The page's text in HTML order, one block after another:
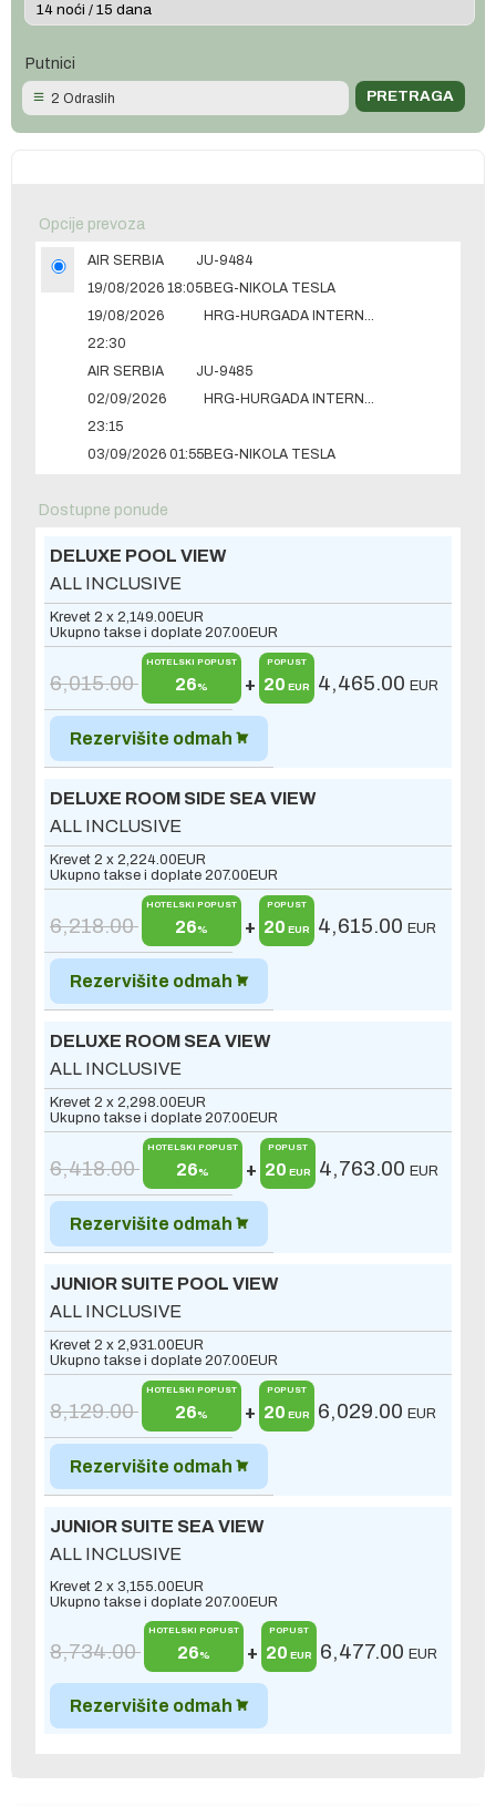
Putnici
2 Odraslih
Opcije prevoza
AIR SERBIA
JU-9484
19/08/2026 18:05BEG-NIKOLA TESLA
19/08/2026
22:30
AIR SERBIA
JU-9485
02/09/2026
23:15
03/09/2026 01:55BEG-NIKOLA TESLA
Dostupne ponude
DELUXE POOL VIEW
ALL INCLUSIVE
Krevet 2 x 2,149.00EUR
Ukupno takse i doplate 207.00EUR
6,015.00
HOTELSKI POPUST
26% +
POPUST
20 EUR 4,465.00 EUR
Rezervišite odmah
DELUXE ROOM SIDE SEA VIEW
ALL INCLUSIVE
Krevet 2 x 2,224.00EUR
Ukupno takse i doplate 207.00EUR
6,218.00
HOTELSKI POPUST
26% +
POPUST
20 EUR 4,615.00 EUR
Rezervišite odmah
DELUXE ROOM SEA VIEW
ALL INCLUSIVE
Krevet 2 x 2,298.00EUR
Ukupno takse i doplate 207.00EUR
6,418.00
HOTELSKI POPUST
26% +
POPUST
20 EUR 4,763.00 EUR
Rezervišite odmah
JUNIOR SUITE POOL VIEW
ALL INCLUSIVE
Krevet 2 x 2,931.00EUR
Ukupno takse i doplate 207.00EUR
8,129.00
HOTELSKI POPUST
26% +
POPUST
20 EUR 6,029.00 EUR
Rezervišite odmah
JUNIOR SUITE SEA VIEW
ALL INCLUSIVE
Krevet 2 x 3,155.00EUR
Ukupno takse i doplate 207.00EUR
8,734.00
HOTELSKI POPUST
26% +
POPUST
20 EUR 6,477.00 EUR
Rezervišite odmah